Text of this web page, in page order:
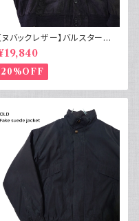
【ヌバックレザー】バルスター型
ルゾンジャケット イタリア ヴィ
テージ 黒
20%OFF